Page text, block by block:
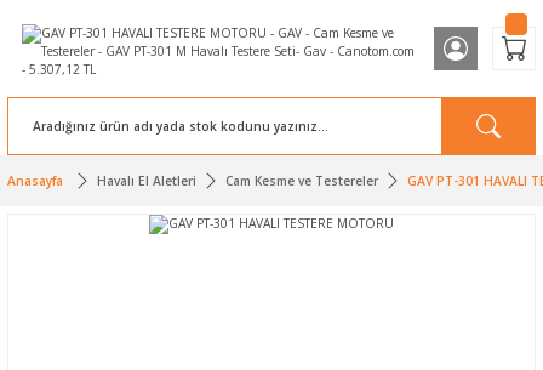
Anasayfa Havalı El Aletleri Cam Kesme ve Testereler GAV PT-301 HAVALI